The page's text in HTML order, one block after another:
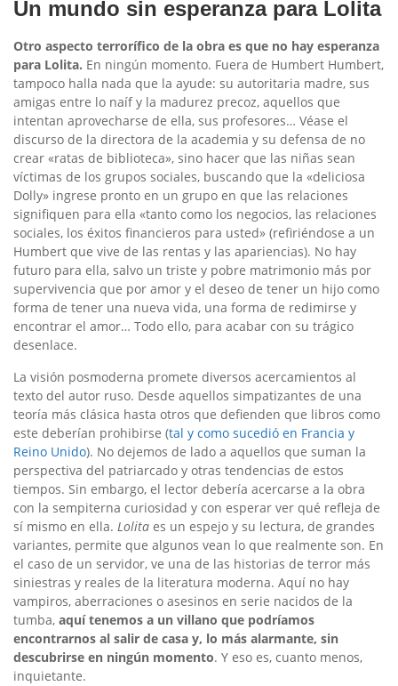
Un mundo sin esperanza para Lolita
Otro aspecto terrorífico de la obra es que no hay esperanza
para Lolita. En ningún momento. Fuera de Humbert Humbert,
tampoco halla nada que la ayude: su autoritaria madre, sus
amigas entre lo naíf y la madurez precoz, aquellos que
intentan aprovecharse de ella, sus profesores… Véase el
discurso de la directora de la academia y su defensa de no
crear «ratas de biblioteca», sino hacer que las niñas sean
víctimas de los grupos sociales, buscando que la «deliciosa
Dolly» ingrese pronto en un grupo en que las relaciones
signifiquen para ella «tanto como los negocios, las relaciones
sociales, los éxitos financieros para usted» (refiriéndose a un
Humbert que vive de las rentas y las apariencias). No hay
futuro para ella, salvo un triste y pobre matrimonio más por
supervivencia que por amor y el deseo de tener un hijo como
forma de tener una nueva vida, una forma de redimirse y
encontrar el amor… Todo ello, para acabar con su trágico
desenlace.
La visión posmoderna promete diversos acercamientos al
texto del autor ruso. Desde aquellos simpatizantes de una
teoría más clásica hasta otros que defienden que libros como
este deberían prohibirse (tal y como sucedió en Francia y
Reino Unido). No dejemos de lado a aquellos que suman la
perspectiva del patriarcado y otras tendencias de estos
tiempos. Sin embargo, el lector debería acercarse a la obra
con la sempiterna curiosidad y con esperar ver qué refleja de
sí mismo en ella. Lolita es un espejo y su lectura, de grandes
variantes, permite que algunos vean lo que realmente son. En
el caso de un servidor, ve una de las historias de terror más
siniestras y reales de la literatura moderna. Aquí no hay
vampiros, aberraciones o asesinos en serie nacidos de la
tumba, aquí tenemos a un villano que podríamos
encontrarnos al salir de casa y, lo más alarmante, sin
descubrirse en ningún momento. Y eso es, cuanto menos,
inquietante.